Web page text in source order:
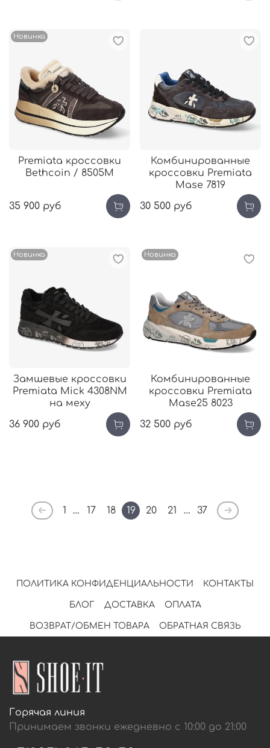
Новинка
Premiata кроссовки
Bethcoin / 8505М
35 900 руб
Комбинированные
кроссовки Premiata
Mase 7819
30 500 руб
Новинка
Замшевые кроссовки
Premiata Mick 4308NМ
на меху
36 900 руб
Новинка
Комбинированные
кроссовки Premiata
Mase25 8023
32 500 руб
1 … 17 18 19 20 21 … 37
ПОЛИТИКА КОНФИДЕНЦИАЛЬНОСТИ КОНТАКТЫ
БЛОГ ДОСТАВКА ОПЛАТА
ВОЗВРАТ/ОБМЕН ТОВАРА ОБРАТНАЯ СВЯЗЬ
Горячая линия
Принимаем звонки ежедневно с 10:00 до 21:00